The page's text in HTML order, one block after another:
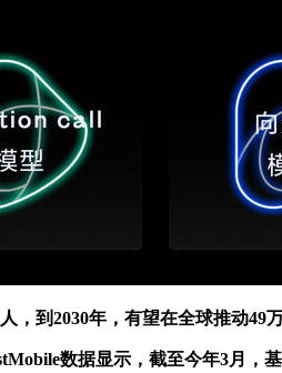
到2030年，有望在全球推动49万
数据显示，截至今年3月，